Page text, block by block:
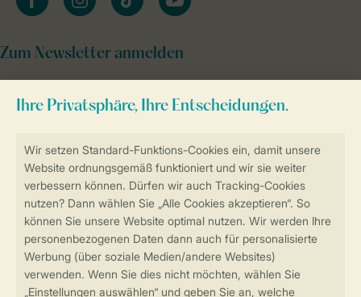
Sicher und schnell zur Online-Buchung
Sichere Datenübertragung
Sicheres Bezahlen
Zum Newsletter anmelden